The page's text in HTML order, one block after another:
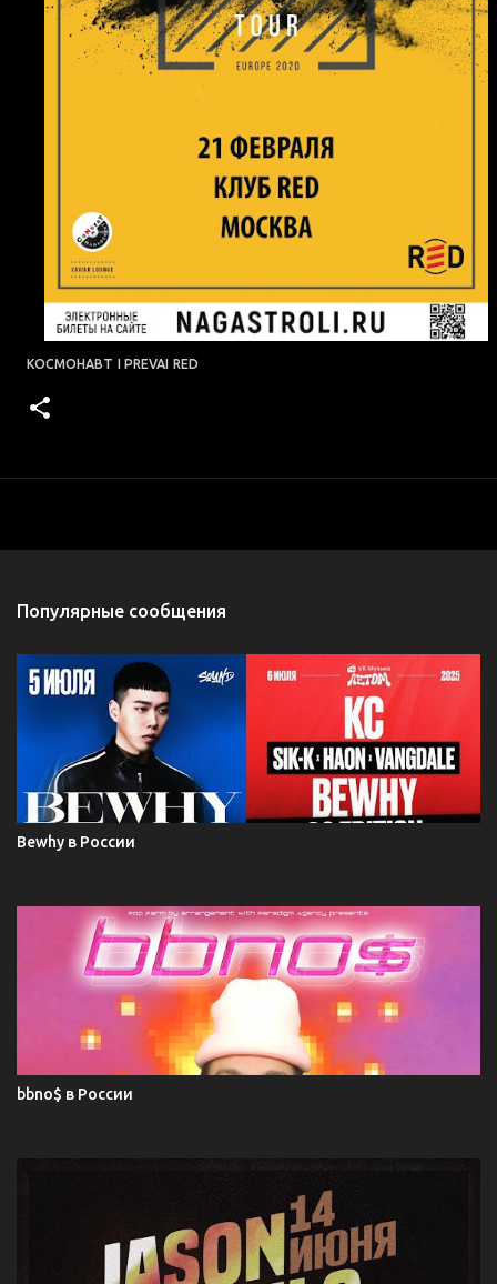
КОСМОНАВТ I PREVAI RED
Популярные сообщения
Bewhy в России
bbno$ в России